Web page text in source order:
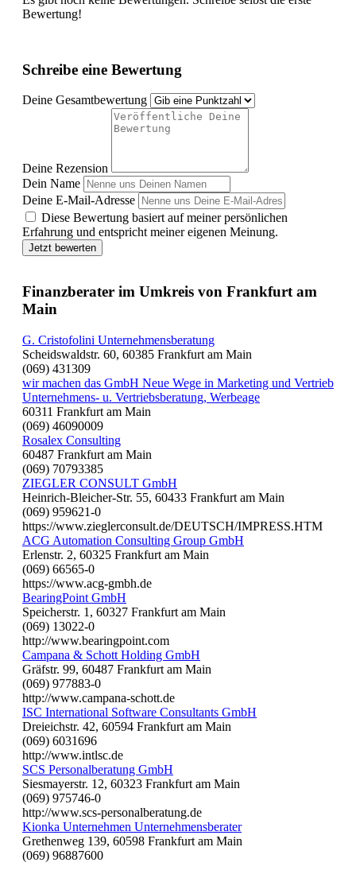
Bewertung!
Schreibe eine Bewertung
Deine Gesamtbewertung
Deine Rezension
Dein Name
Deine E-Mail-Adresse
Diese Bewertung basiert auf meiner persönlichen
Erfahrung und entspricht meiner eigenen Meinung.
Jetzt bewerten
Finanzberater im Umkreis von Frankfurt am
Main
G. Cristofolini Unternehmensberatung
Scheidswaldstr. 60, 60385 Frankfurt am Main
(069) 431309
wir machen das GmbH Neue Wege in Marketing und Vertrieb
Unternehmens- u. Vertriebsberatung, Werbeage
60311 Frankfurt am Main
(069) 46090009
Rosalex Consulting
60487 Frankfurt am Main
(069) 70793385
ZIEGLER CONSULT GmbH
Heinrich-Bleicher-Str. 55, 60433 Frankfurt am Main
(069) 959621-0
https://www.zieglerconsult.de/DEUTSCH/IMPRESS.HTM
ACG Automation Consulting Group GmbH
Erlenstr. 2, 60325 Frankfurt am Main
(069) 66565-0
https://www.acg-gmbh.de
BearingPoint GmbH
Speicherstr. 1, 60327 Frankfurt am Main
(069) 13022-0
http://www.bearingpoint.com
Campana & Schott Holding GmbH
Gräfstr. 99, 60487 Frankfurt am Main
(069) 977883-0
http://www.campana-schott.de
ISC International Software Consultants GmbH
Dreieichstr. 42, 60594 Frankfurt am Main
(069) 6031696
http://www.intlsc.de
SCS Personalberatung GmbH
Siesmayerstr. 12, 60323 Frankfurt am Main
(069) 975746-0
http://www.scs-personalberatung.de
Kionka Unternehmen Unternehmensberater
Grethenweg 139, 60598 Frankfurt am Main
(069) 96887600